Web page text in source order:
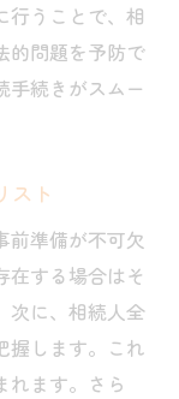
行うことで、相
的問題を予防で
手続きがスムー
スト
前準備が不可欠
在する場合はそ
次に、相続人全
握します。これ
れます。さら